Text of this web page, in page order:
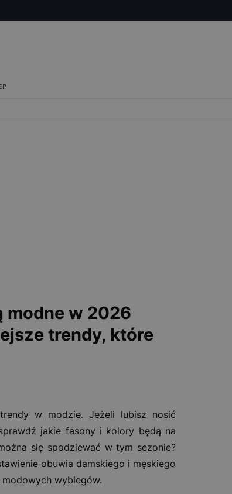
modne w 2026
trendy, które
w modzie. Jeżeli lubisz nosić
jakie fasony i kolory będą na
się spodziewać w tym sezonie?
obuwia damskiego i męskiego
wybiegów.